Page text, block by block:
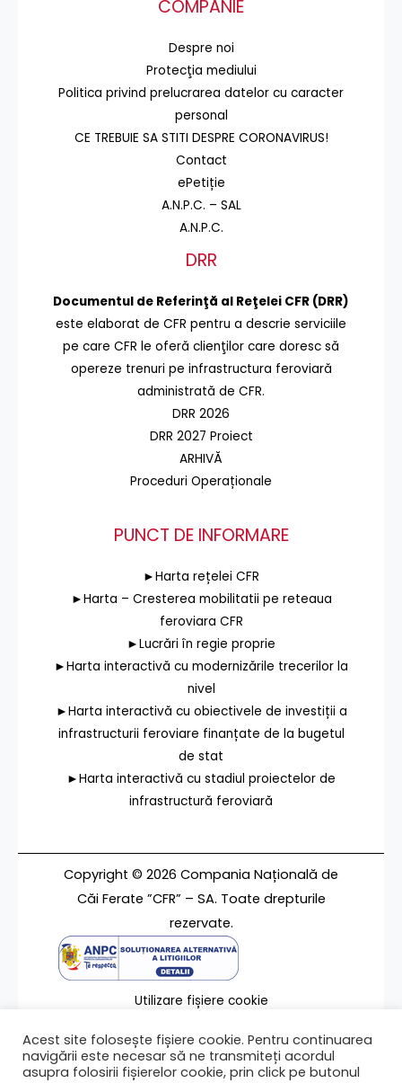
COMPANIE
Despre noi
Protecţia mediului
Politica privind prelucrarea datelor cu caracter
personal
CE TREBUIE SA STITI DESPRE CORONAVIRUS!
Contact
ePetiție
A.N.P.C. – SAL
A.N.P.C.
DRR
Documentul de Referinţă al Reţelei CFR (DRR)
este elaborat de CFR pentru a descrie serviciile
pe care CFR le oferă clienţilor care doresc să
opereze trenuri pe infrastructura feroviară
administrată de CFR.
DRR 2026
DRR 2027 Proiect
ARHIVĂ
Proceduri Operaționale
PUNCT DE INFORMARE
►Harta rețelei CFR
►Harta – Cresterea mobilitatii pe reteaua
feroviara CFR
►Lucrări în regie proprie
►Harta interactivă cu modernizările trecerilor la
nivel
►Harta interactivă cu obiectivele de investiții a
infrastructurii feroviare finanțate de la bugetul
de stat
►Harta interactivă cu stadiul proiectelor de
infrastructură feroviară
Copyright © 2026 Compania Națională de
Căi Ferate ”CFR” – SA. Toate drepturile
rezervate.
Utilizare fișiere cookie
Contact
Acest site folosește fișiere cookie. Pentru continuarea
navigării este necesar să ne transmiteți acordul
asupra folosirii fișierelor cookie, prin click pe butonul